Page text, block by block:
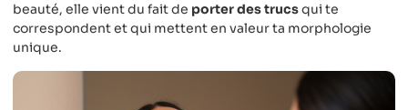
beauté, elle vient du fait de porter des trucsqui te
correspondent et qui mettent en valeur ta morphologie
unique.